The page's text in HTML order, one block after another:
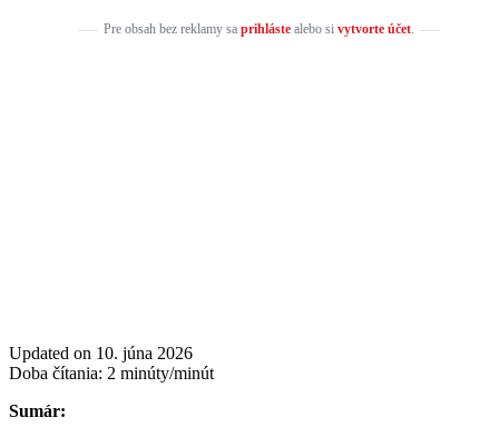
Pre obsah bez reklamy sa prihlástealebo si vytvorte účet.
Updated on 10. júna 2026
Doba čítania: 2 minúty/minút
Sumár: